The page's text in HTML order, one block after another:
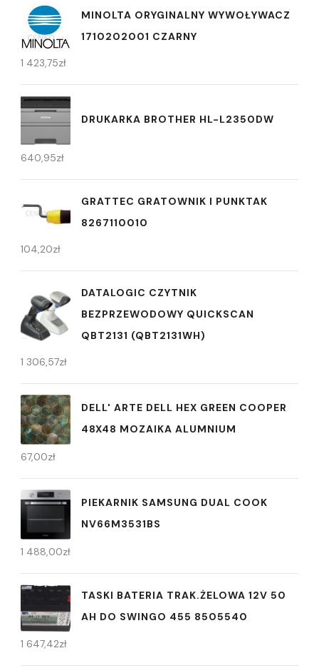
MINOLTA ORYGINALNY WYWOŁYWACZ
1710202001 CZARNY
1 423,75zł
DRUKARKA BROTHER HL-L2350DW
640,95zł
GRATTEC GRATOWNIK I PUNKTAK
8267110010
104,20zł
DATALOGIC CZYTNIK
BEZPRZEWODOWY QUICKSCAN
QBT2131 (QBT2131WH)
1 306,57zł
DELL' ARTE DELL HEX GREEN COOPER
48X48 MOZAIKA ALUMNIUM
67,00zł
PIEKARNIK SAMSUNG DUAL COOK
NV66M3531BS
1 488,00zł
TASKI BATERIA TRAK.ŻELOWA 12V 50
AH DO SWINGO 455 8505540
1 647,42zł